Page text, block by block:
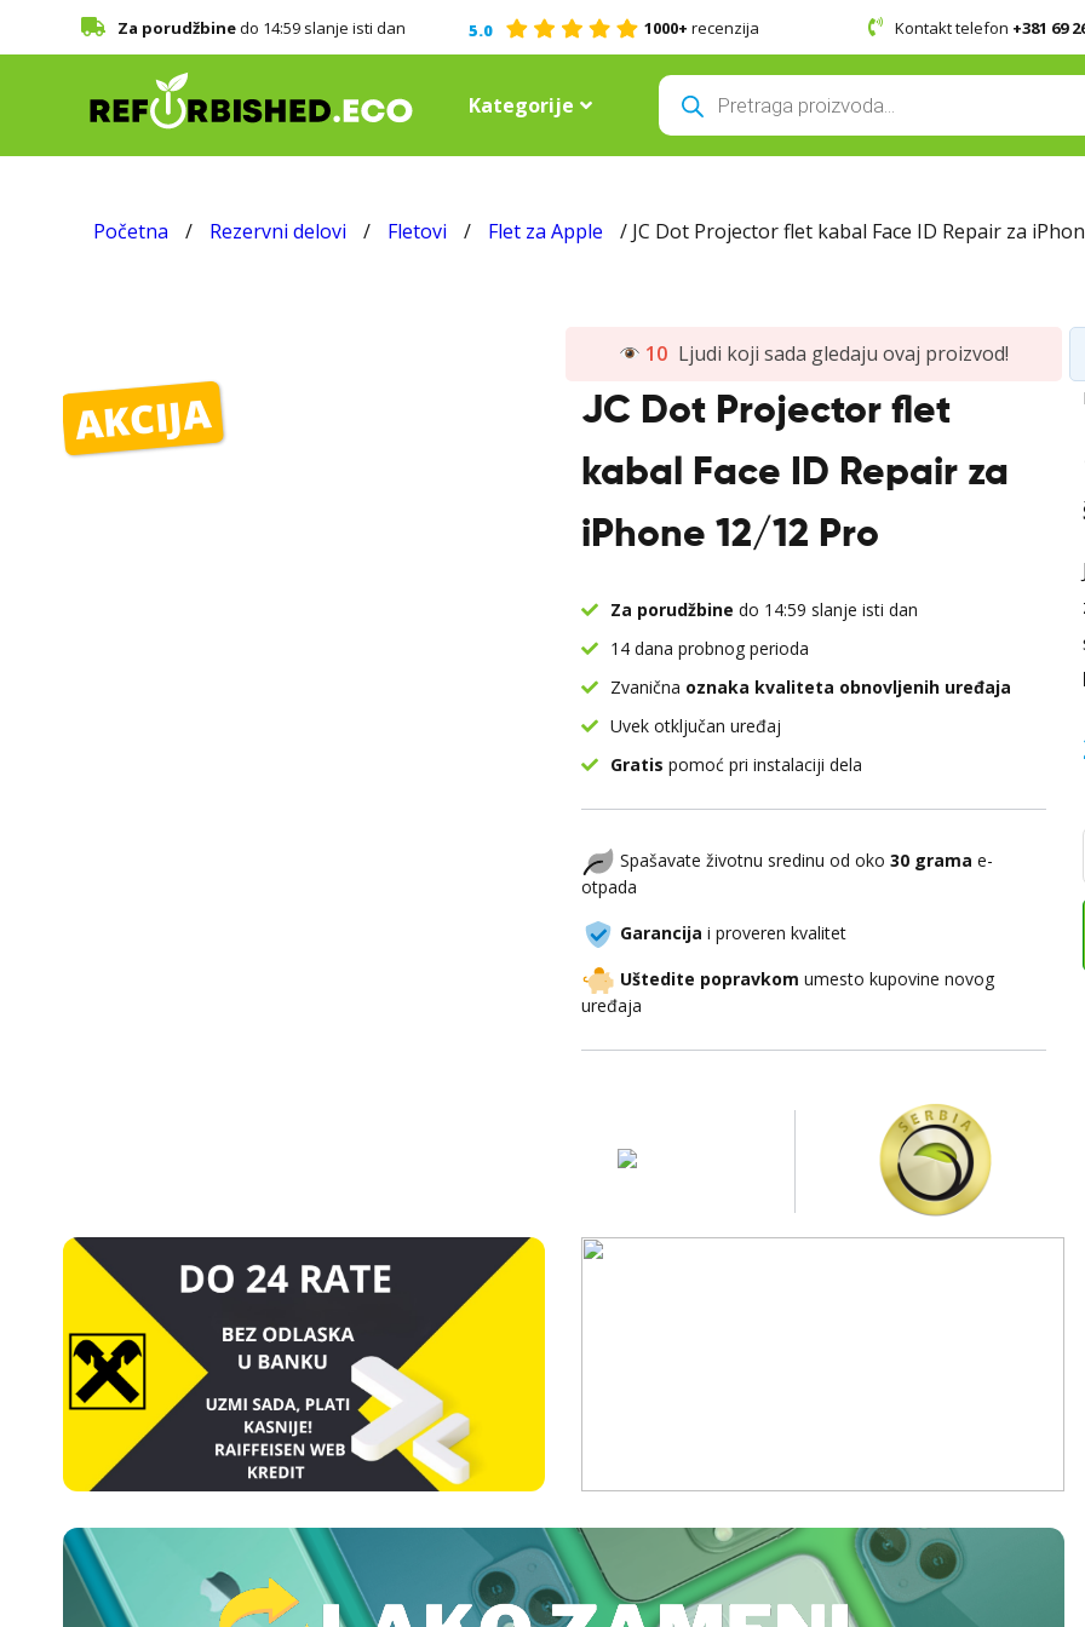
Za porudžbinedo 14:59 slanje isti dan 5.0 1000+ recenzija Kontakt telefon +381 69
Kategorije
Products
search
Početna / Rezervni delovi / Fletovi / Flet za Apple / JC Dot Projector flet kabal Face ID Repair za
10 Ljudi koji sada gledaju ovaj proizvod!
AKCIJA
JC Dot Projector flet
kabal Face ID Repair za
iPhone 12/12 Pro
Za porudžbine do 14:59 slanje isti dan
14 dana probnog perioda
Zvanična oznaka kvaliteta obnovljenih uređaja
Uvek otključan uređaj
Gratis pomoć pri instalaciji dela
Spašavate životnu sredinu od oko30 grama e-
otpada
Garancija i proveren kvalitet
Uštedite popravkom umesto kupovine novog
uređaja